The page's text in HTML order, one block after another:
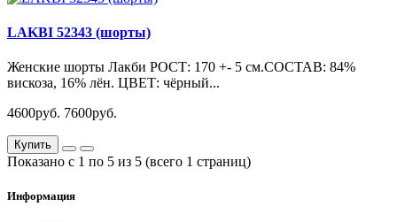
LAKBI 52343 (шорты)
Женские шорты Лакби РОСТ: 170 +- 5 см.СОСТАВ: 84%
вискоза, 16% лён. ЦВЕТ: чёрный...
4600руб. 7600руб.
Купить
Показано с 1 по 5 из 5 (всего 1 страниц)
Информация